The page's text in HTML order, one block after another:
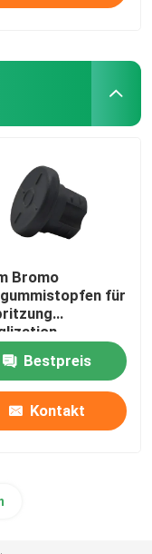
Bromo
für
Bestpreis
Kontakt